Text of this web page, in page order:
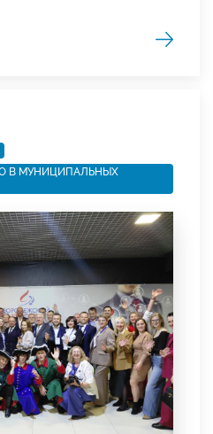
В МУНИЦИПАЛЬНЫХ